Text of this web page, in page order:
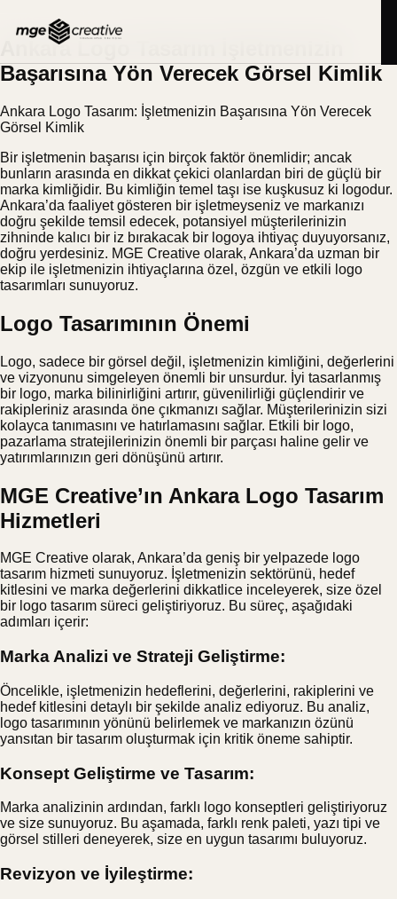
Ankara Logo Tasarım İşletmenizin
Başarısına Yön Verecek Görsel Kimlik
Ankara Logo Tasarım: İşletmenizin Başarısına Yön Verecek
Görsel Kimlik
Bir işletmenin başarısı için birçok faktör önemlidir; ancak
bunların arasında en dikkat çekici olanlardan biri de güçlü bir
marka kimliğidir. Bu kimliğin temel taşı ise kuşkusuz ki logodur.
Ankara’da faaliyet gösteren bir işletmeyseniz ve markanızı
doğru şekilde temsil edecek, potansiyel müşterilerinizin
zihninde kalıcı bir iz bırakacak bir logoya ihtiyaç duyuyorsanız,
doğru yerdesiniz. MGE Creative olarak, Ankara’da uzman bir
ekip ile işletmenizin ihtiyaçlarına özel, özgün ve etkili logo
tasarımları sunuyoruz.
Logo Tasarımının Önemi
Logo, sadece bir görsel değil, işletmenizin kimliğini, değerlerini
ve vizyonunu simgeleyen önemli bir unsurdur. İyi tasarlanmış
bir logo, marka bilinirliğini artırır, güvenilirliği güçlendirir ve
rakipleriniz arasında öne çıkmanızı sağlar. Müşterilerinizin sizi
kolayca tanımasını ve hatırlamasını sağlar. Etkili bir logo,
pazarlama stratejilerinizin önemli bir parçası haline gelir ve
yatırımlarınızın geri dönüşünü artırır.
MGE Creative’ın Ankara Logo Tasarım
Hizmetleri
MGE Creative olarak, Ankara’da geniş bir yelpazede logo
tasarım hizmeti sunuyoruz. İşletmenizin sektörünü, hedef
kitlesini ve marka değerlerini dikkatlice inceleyerek, size özel
bir logo tasarım süreci geliştiriyoruz. Bu süreç, aşağıdaki
adımları içerir:
Marka Analizi ve Strateji Geliştirme:
Öncelikle, işletmenizin hedeflerini, değerlerini, rakiplerini ve
hedef kitlesini detaylı bir şekilde analiz ediyoruz. Bu analiz,
logo tasarımının yönünü belirlemek ve markanızın özünü
yansıtan bir tasarım oluşturmak için kritik öneme sahiptir.
Konsept Geliştirme ve Tasarım:
Marka analizinin ardından, farklı logo konseptleri geliştiriyoruz
ve size sunuyoruz. Bu aşamada, farklı renk paleti, yazı tipi ve
görsel stilleri deneyerek, size en uygun tasarımı buluyoruz.
Revizyon ve İyileştirme: